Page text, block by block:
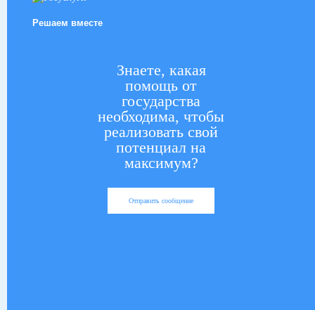
Решаем вместе
Знаете, какая
помощь от
государства
необходима, чтобы
реализовать свой
потенциал на
максимум?
Отправить сообщение